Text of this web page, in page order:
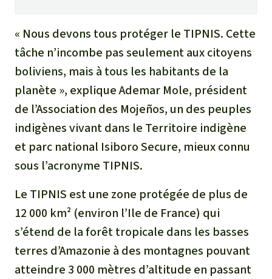
« Nous devons tous protéger le TIPNIS. Cette
tâche n’incombe pas seulement aux citoyens
boliviens, mais à tous les habitants de la
planète », explique Ademar Mole, président
de l’Association des Mojeños, un des peuples
indigènes vivant dans le Territoire indigène
et parc national Isiboro Secure, mieux connu
sous l’acronyme TIPNIS.
Le TIPNIS est une zone protégée de plus de
12 000 km² (environ l’Ile de France) qui
s’étend de la forêt tropicale dans les basses
terres d’Amazonie à des montagnes pouvant
atteindre 3 000 mètres d’altitude en passant